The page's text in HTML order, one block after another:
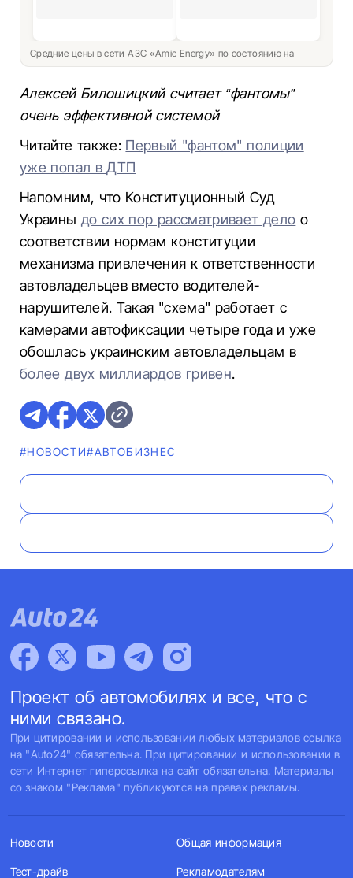
Средние цены в сети АЗС «Amic Energy» по состоянию на
Алексей Билошицкий считает “фантомы”
очень эффективной системой
Читайте также: Первый "фантом" полиции
уже попал в ДТП
Напомним, что Конституционный Суд
Украины до сих пор рассматривает дело о
соответствии нормам конституции
механизма привлечения к ответственности
автовладельцев вместо водителей-
нарушителей. Такая "схема" работает с
камерами автофиксации четыре года и уже
обошлась украинским автовладельцам в
более двух миллиардов гривен.
#НОВОСТИ#AВТОБИЗНЕС
Проект об автомобилях и все, что с
ними связано.
При цитировании и использовании любых материалов ссылка
на "Auto24" обязательна. При цитировании и использовании в
сети Интернет гиперссылка на сайт обязательна. Материалы
со знаком "Реклама" публикуются на правах рекламы.
Новости
Тест-драйв
Общая информация
Рекламодателям